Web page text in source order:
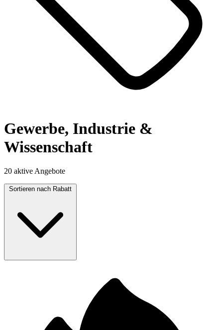
Gewerbe, Industrie &
Wissenschaft
20 aktive Angebote
Sortieren nach Rabatt